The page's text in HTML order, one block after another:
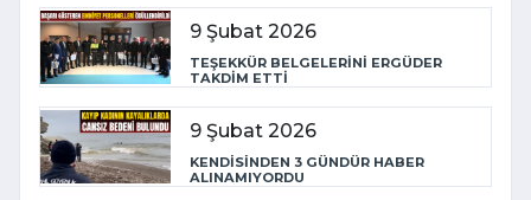
9 Şubat 2026
TEŞEKKÜR BELGELERİNİ ERGÜDER
TAKDİM ETTİ
9 Şubat 2026
KENDİSİNDEN 3 GÜNDÜR HABER
ALINAMIYORDU